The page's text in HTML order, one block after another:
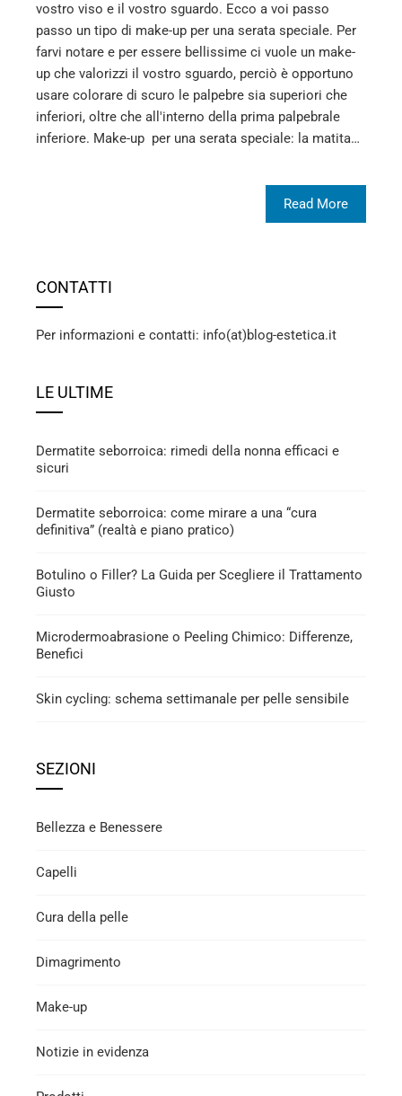
vostro viso e il vostro sguardo. Ecco a voi passo
passo un tipo di make-up per una serata speciale. Per
farvi notare e per essere bellissime ci vuole un make-
up che valorizzi il vostro sguardo, perciò è opportuno
usare colorare di scuro le palpebre sia superiori che
inferiori, oltre che all'interno della prima palpebrale
inferiore. Make-up per una serata speciale: la matita…
Read More
CONTATTI
Per informazioni e contatti: info(at)blog-estetica.it
LE ULTIME
Dermatite seborroica: rimedi della nonna efficaci e
sicuri
Dermatite seborroica: come mirare a una “cura
definitiva” (realtà e piano pratico)
Botulino o Filler? La Guida per Scegliere il Trattamento
Giusto
Microdermoabrasione o Peeling Chimico: Differenze,
Benefici
Skin cycling: schema settimanale per pelle sensibile
SEZIONI
Bellezza e Benessere
Capelli
Cura della pelle
Dimagrimento
Make-up
Notizie in evidenza